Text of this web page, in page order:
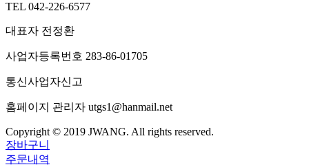
TEL 042-226-6577
대표자 전정환
사업자등록번호 283-86-01705
통신사업자신고
홈페이지 관리자 utgs1@hanmail.net
Copyright © 2019 JWANG. All rights reserved.
장바구니
주문내역